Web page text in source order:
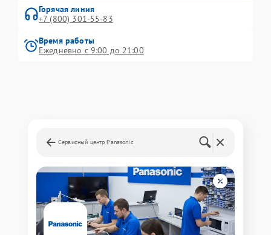
Горячая линия
+7 (800) 301-55-83
Время работы
Ежедневно с 9:00 до 21:00
Сервисный центр Panasonic